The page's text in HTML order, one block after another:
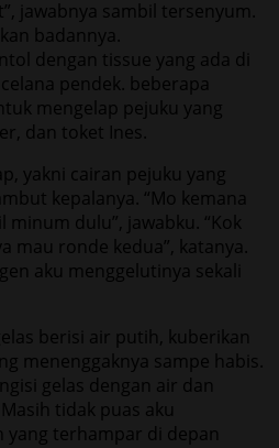
jawabnya sambil tersenyum.
badannya.
dengan tissue yang ada di
pendek. beberapa
mengelap pejuku yang
dan toket Ines.
yakni cairan pejuku yang
kepalanya. “Mo kemana
minum dulu”, jawabku. “Kok
mau ronde kedua”, katanya.
aku menggelutinya sekali
berisi air putih, kuberikan
menenggaknya sampe habis.
gelas dengan air dan
tidak puas aku
terhampar di depan